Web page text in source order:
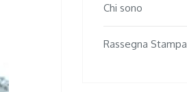
Chi sono
Rassegna Stampa